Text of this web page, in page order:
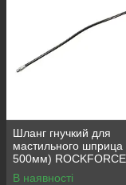
Шланг гнучкий для
мастильного шприца
500мм)
0710
В наявності